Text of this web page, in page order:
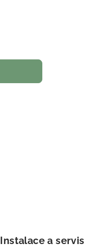
Instalace a servis